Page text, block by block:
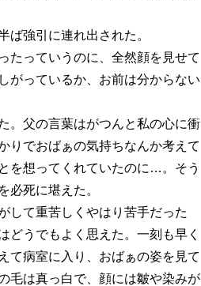
強引に連れ出された。
っていうのに、全然顔を見せて
がっているか、お前は分からない
。父の言葉はがつんと私の心に衝
りでおばぁの気持ちなんか考えて
を想ってくれていたのに…。そう
必死に堪えた。
して重苦しくやはり苦手だった
どうでもよく思えた。一刻も早く
て病室に入り、おばぁの姿を見て
毛は真っ白で、顔には皺や染みが